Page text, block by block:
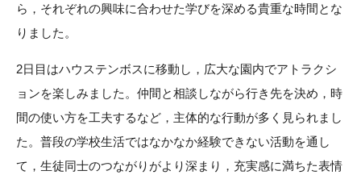
ら，それぞれの興味に合わせた学びを深める貴重な時間とな
りました。
2日目はハウステンボスに移動し，広大な園内でアトラクシ
ョンを楽しみました。仲間と相談しながら行き先を決め，時
間の使い方を工夫するなど，主体的な行動が多く見られまし
た。普段の学校生活ではなかなか経験できない活動を通し
て，生徒同士のつながりがより深まり，充実感に満ちた表情